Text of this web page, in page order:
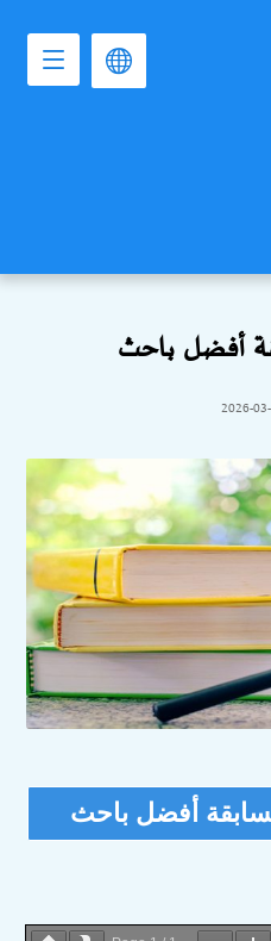
أفضل باحث
2026-
أفضل باحث